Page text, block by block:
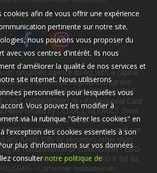
simplifiée agence du lez with a capital
at 1348 Avenue Raymond Dugrand
• Phone number 0499549357 • SIRET
• VAT FR56838599579 • Professional Card
issued by CCI DE L'HERAULT Zone
Méditerranée CS 90066 - 34137
Montpellier • The company shall not
any funds, bills or securities other than
its remuneration or commission • E&O
taken out with AXA IARD 8 Bd du
• Consumer ombudsman :
cookies afin de vous offrir une expérience
pertinente sur notre site.
nous pouvons vous proposer du
avec vos centres d'intérêt. Ils nous
d'améliorer la qualité de nos services et
site internet. Nous utiliserons
personnelles pour lesquelles vous
Vous pouvez les modifier à
via la rubrique "Gérer les cookies" en
l'exception des cookies essentiels à son
plus d'informations sur vos données
consulternotre politique de